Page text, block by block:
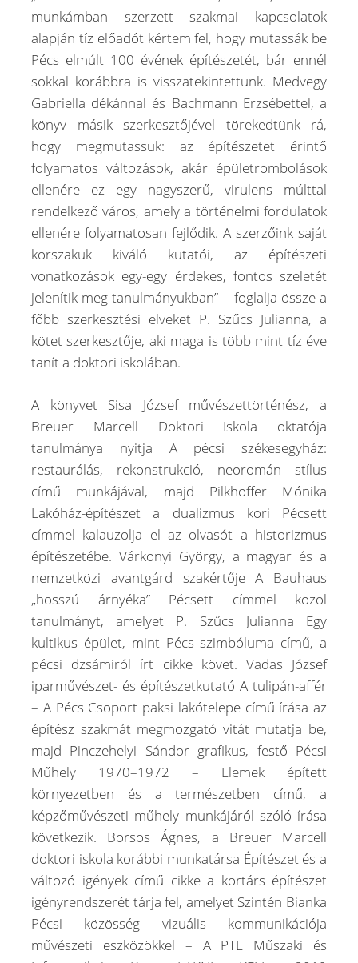
munkámban szerzett szakmai kapcsolatok
alapján tíz előadót kértem fel, hogy mutassák be
Pécs elmúlt 100 évének építészetét, bár ennél
sokkal korábbra is visszatekintettünk. Medvegy
Gabriella dékánnal és Bachmann Erzsébettel, a
könyv másik szerkesztőjével törekedtünk rá,
hogy megmutassuk: az építészetet érintő
folyamatos változások, akár épületrombolások
ellenére ez egy nagyszerű, virulens múlttal
rendelkező város, amely a történelmi fordulatok
ellenére folyamatosan fejlődik. A szerzőink saját
korszakuk kiváló kutatói, az építészeti
vonatkozások egy-egy érdekes, fontos szeletét
jelenítik meg tanulmányukban” – foglalja össze a
főbb szerkesztési elveket P. Szűcs Julianna, a
kötet szerkesztője, aki maga is több mint tíz éve
tanít a doktori iskolában.
A könyvet Sisa József művészettörténész, a
Breuer Marcell Doktori Iskola oktatója
tanulmánya nyitja A pécsi székesegyház:
restaurálás, rekonstrukció, neoromán stílus
című munkájával, majd Pilkhoffer Mónika
Lakóház-építészet a dualizmus kori Pécsett
címmel kalauzolja el az olvasót a historizmus
építészetébe. Várkonyi György, a magyar és a
nemzetközi avantgárd szakértője A Bauhaus
„hosszú árnyéka” Pécsett címmel közöl
tanulmányt, amelyet P. Szűcs Julianna Egy
kultikus épület, mint Pécs szimbóluma című, a
pécsi dzsámiról írt cikke követ. Vadas József
iparművészet- és építészetkutató A tulipán-affér
– A Pécs Csoport paksi lakótelepe című írása az
építész szakmát megmozgató vitát mutatja be,
majd Pinczehelyi Sándor grafikus, festő Pécsi
Műhely 1970–1972 – Elemek épített
környezetben és a természetben című, a
képzőművészeti műhely munkájáról szóló írása
következik. Borsos Ágnes, a Breuer Marcell
doktori iskola korábbi munkatársa Építészet és a
változó igények című cikke a kortárs építészet
igényrendszerét tárja fel, amelyet Szintén Bianka
Pécsi közösség vizuális kommunikációja
művészeti eszközökkel – A PTE Műszaki és